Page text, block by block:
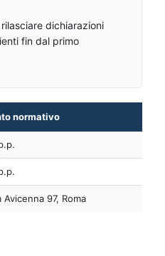
dichiarazioni
fin dal primo
normativo
Avicenna 97, Roma